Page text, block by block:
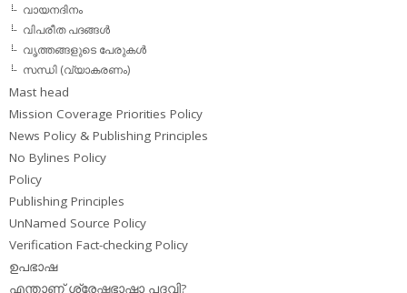
വായനദിനം
വിപരീത പദങ്ങള്‍
വൃത്തങ്ങളുടെ പേരുകള്‍
സന്ധി (വ്യാകരണം)
Mast head
Mission Coverage Priorities Policy
News Policy & Publishing Principles
No Bylines Policy
Policy
Publishing Principles
UnNamed Source Policy
Verification Fact-checking Policy
ഉപഭാഷ
എന്താണ് ശ്രേഷ്ഠഭാഷാ പദവി?